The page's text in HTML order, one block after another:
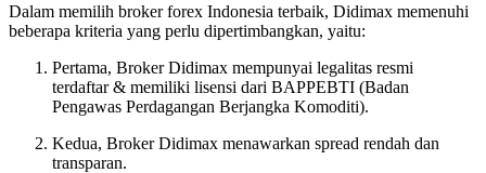
Dalam memilih broker forex Indonesia terbaik, Didimax memenuhi
beberapa kriteria yang perlu dipertimbangkan, yaitu:
Pertama, Broker Didimax mempunyai legalitas resmi
terdaftar & memiliki lisensi dari BAPPEBTI (Badan
Pengawas Perdagangan Berjangka Komoditi).
Kedua, Broker Didimax menawarkan spread rendah dan
transparan.